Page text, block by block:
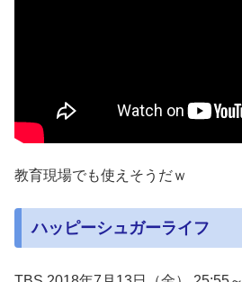
教育現場でも使えそうだｗ
ハッピーシュガーライフ